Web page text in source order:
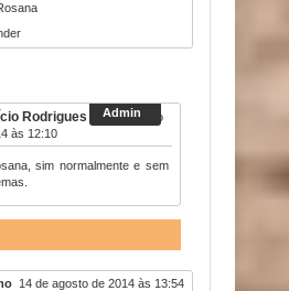
Rodrigues
14 de agosto
às 12:10
sim normalmente e sem
14 de agosto de 2014 às 13:54